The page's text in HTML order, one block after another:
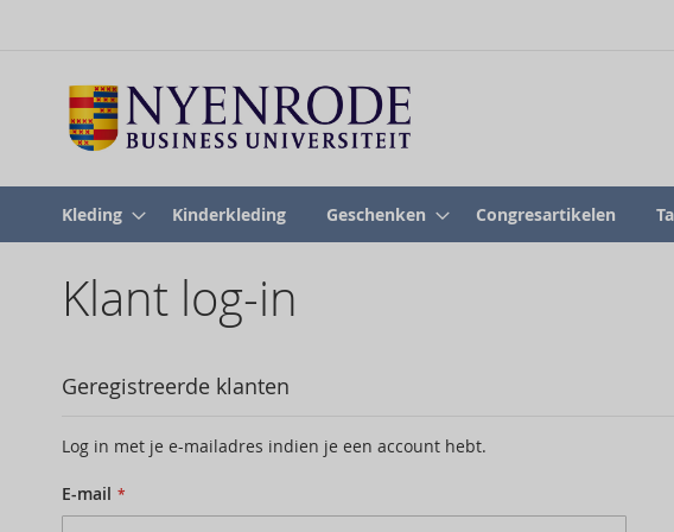
Kleding Kinderkleding Geschenken Congresartikelen
Klant log-in
Geregistreerde klanten
Log in met je e-mailadres indien je een account hebt.
E-mail